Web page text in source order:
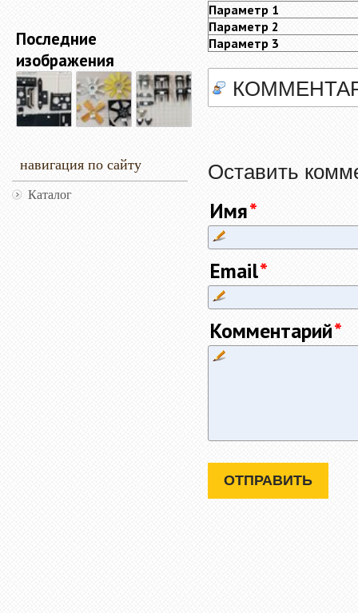
Последние
изображения
навигация по сайту
Каталог
Параметр 1
Параметр 2
Параметр 3
Оставить
Имя
Email
Комментарий